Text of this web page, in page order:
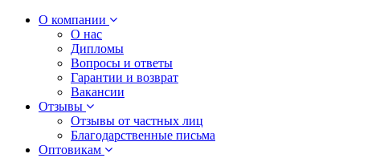
О компании
О нас
Дипломы
Вопросы и ответы
Гарантии и возврат
Вакансии
Отзывы
Отзывы от частных лиц
Благодарственные письма
Оптовикам